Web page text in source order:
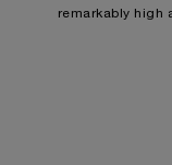
remarkably high